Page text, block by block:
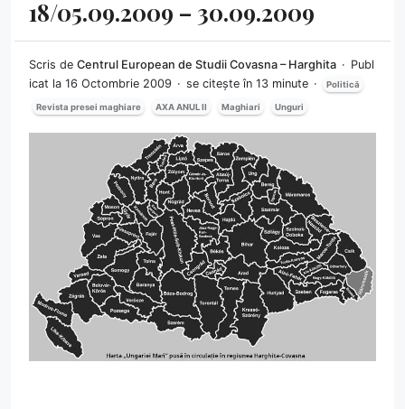
18/05.09.2009 – 30.09.2009
Scris de Centrul European de Studii Covasna – Harghita
Publ
icat la 16 Octombrie 2009
se citește în 13 minute Politică
Revista presei maghiare AXA ANUL II Maghiari Unguri